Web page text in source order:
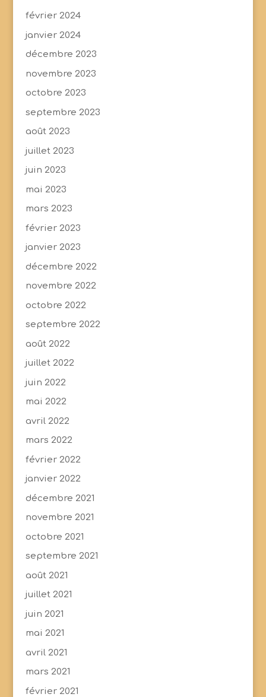
février 2024
janvier 2024
décembre 2023
novembre 2023
octobre 2023
septembre 2023
août 2023
juillet 2023
juin 2023
mai 2023
mars 2023
février 2023
janvier 2023
décembre 2022
novembre 2022
octobre 2022
septembre 2022
août 2022
juillet 2022
juin 2022
mai 2022
avril 2022
mars 2022
février 2022
janvier 2022
décembre 2021
novembre 2021
octobre 2021
septembre 2021
août 2021
juillet 2021
juin 2021
mai 2021
avril 2021
mars 2021
février 2021